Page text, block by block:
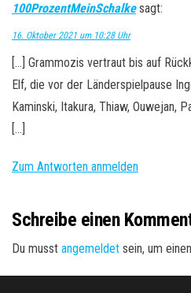
100ProzentMeinSchalke sagt:
16. Oktober 2021 um 10:28 Uhr
[…] Grammozis vertraut bis auf
Elf, die vor der Länderspielpause
Kaminski, Itakura, Thiaw, Ouwejan,
[…]
Zum Antworten anmelden
Schreibe einen
Du musst angemeldet sein, um